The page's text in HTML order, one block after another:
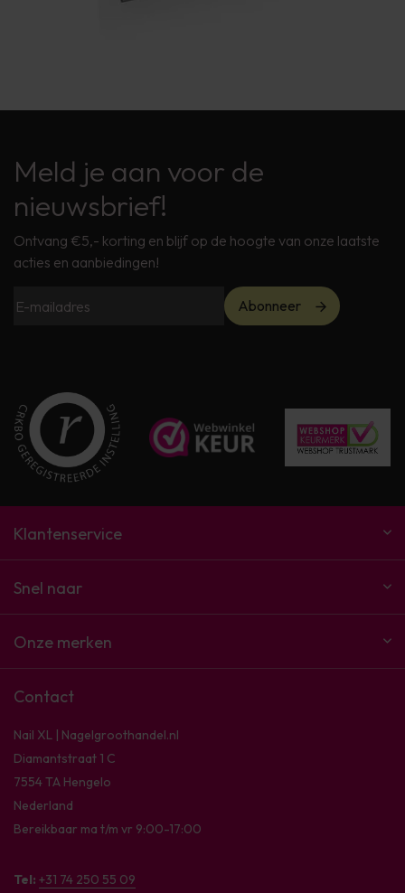
Meld je aan voor de
nieuwsbrief!
Ontvang €5,- korting en blijf op de hoogte van onze laatste
acties en aanbiedingen!
Abonneer
Klantenservice
Snel naar
Onze merken
Contact
Nail XL | Nagelgroothandel.nl
Diamantstraat 1 C
7554 TA Hengelo
Nederland
Bereikbaar ma t/m vr 9:00-17:00
Tel: +31 74 250 55 09